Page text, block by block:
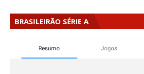
BRASILEIRÃO SÉRIE A
Resumo Jogos